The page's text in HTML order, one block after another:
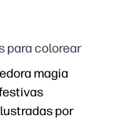
para colorear
magia
por